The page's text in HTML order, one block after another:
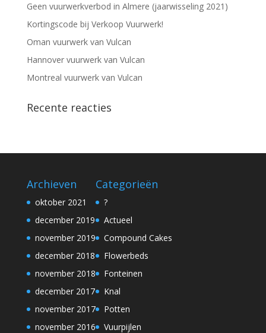
Geen vuurwerkverbod in Almere (jaarwisseling 2021)
Kortingscode bij Verkoop Vuurwerk!
Oman vuurwerk van Vulcan
Hannover vuurwerk van Vulcan
Montreal vuurwerk van Vulcan
Recente reacties
Archieven
oktober 2021
december 2019
november 2019
december 2018
november 2018
december 2017
november 2017
november 2016
Categorieën
?
Actueel
Compound Cakes
Flowerbeds
Fonteinen
Knal
Potten
Vuurpijlen